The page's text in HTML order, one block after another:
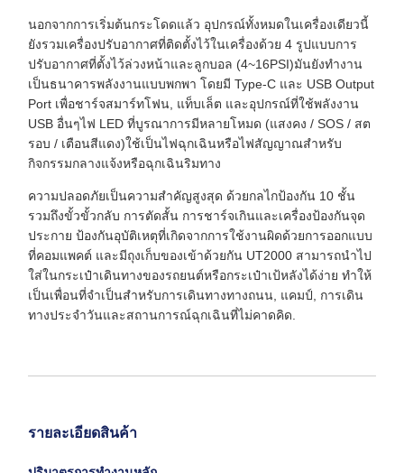
นอกจากการเริ่มต้นกระโดดแล้ว อุปกรณ์ทั้งหมดในเครื่องเดียวนี้
ยังรวมเครื่องปรับอากาศที่ติดตั้งไว้ในเครื่องด้วย 4 รูปแบบการ
ปรับอากาศที่ตั้งไว้ล่วงหน้าและลูกบอล (4~16PSI)มันยังทํางาน
เป็นธนาคารพลังงานแบบพกพา โดยมี Type-C และ USB Output
Port เพื่อชาร์จสมาร์ทโฟน, แท็บเล็ต และอุปกรณ์ที่ใช้พลังงาน
USB อื่นๆไฟ LED ที่บูรณาการมีหลายโหมด (แสงคง / SOS / สต
รอบ / เตือนสีแดง)ใช้เป็นไฟฉุกเฉินหรือไฟสัญญาณสําหรับ
กิจกรรมกลางแจ้งหรือฉุกเฉินริมทาง
ความปลอดภัยเป็นความสําคัญสูงสุด ด้วยกลไกป้องกัน 10 ชั้น
รวมถึงขั้วขั้วกลับ การตัดสั้น การชาร์จเกินและเครื่องป้องกันจุด
ประกาย ป้องกันอุบัติเหตุที่เกิดจากการใช้งานผิดด้วยการออกแบบ
ที่คอมแพคต์ และมีถุงเก็บของเข้าด้วยกัน UT2000 สามารถนําไป
ใส่ในกระเป๋าเดินทางของรถยนต์หรือกระเป๋าเป้หลังได้ง่าย ทําให้
เป็นเพื่อนที่จําเป็นสําหรับการเดินทางทางถนน, แคมป์, การเดิน
ทางประจําวันและสถานการณ์ฉุกเฉินที่ไม่คาดคิด.
รายละเอียดสินค้า